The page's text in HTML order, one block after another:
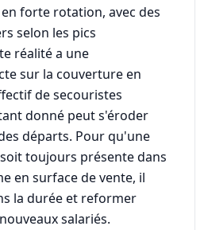
forte rotation, avec des
selon les pics
réalité a une
sur la couverture en
de secouristes
donné peut s'éroder
départs. Pour qu'une
toujours présente dans
en surface de vente, il
la durée et reformer
salariés.